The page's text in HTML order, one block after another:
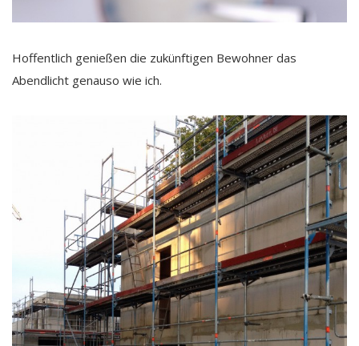
Hoffentlich genießen die zukünftigen Bewohner das
Abendlicht genauso wie ich.